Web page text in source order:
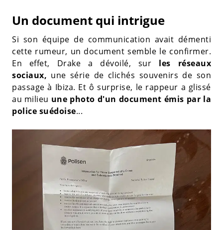
Un document qui intrigue
Si son équipe de communication avait démenti
cette rumeur, un document semble le confirmer.
En effet, Drake a dévoilé, sur les réseaux
sociaux, une série de clichés souvenirs de son
passage à Ibiza. Et ô surprise, le rappeur a glissé
au milieu une photo d'un document émis par la
police suédoise...